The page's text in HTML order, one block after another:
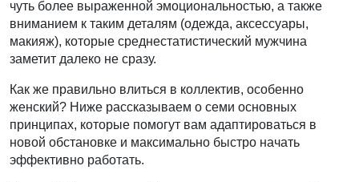
чуть более выраженной эмоциональностью, а также
вниманием к таким деталям (одежда, аксессуары,
макияж), которые среднестатистический мужчина
заметит далеко не сразу.
Как же правильно влиться в коллектив, особенно
женский? Ниже рассказываем о семи основных
принципах, которые помогут вам адаптироваться в
новой обстановке и максимально быстро начать
эффективно работать.